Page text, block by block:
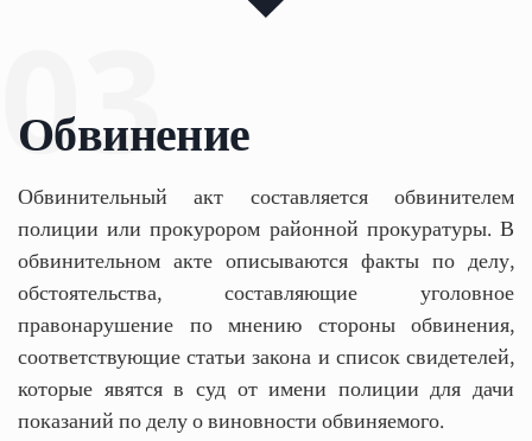
03
Обвинение
Обвинительный акт составляется обвинителем
полиции или прокурором районной прокуратуры. В
обвинительном акте описываются факты по делу,
обстоятельства, составляющие уголовное
правонарушение по мнению стороны обвинения,
соответствующие статьи закона и список свидетелей,
которые явятся в суд от имени полиции для дачи
показаний по делу о виновности обвиняемого.